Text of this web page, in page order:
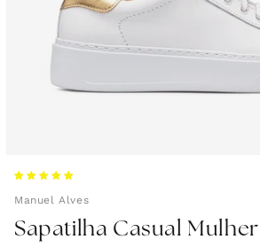
Manuel Alves
Sapatilha Casual